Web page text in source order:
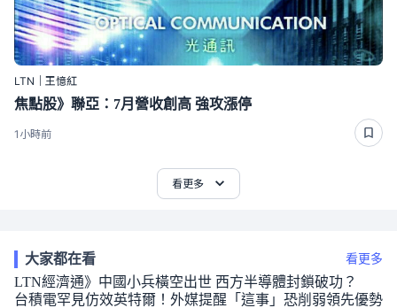
LTN｜王憶紅
焦點股》聯亞：7月營收創高 強攻漲停
1小時前
看更多
大家都在看 看更多
LTN經濟通》中國小兵橫空出世 西方半導體封鎖破功？
台積電罕見仿效英特爾！外媒提醒「這事」恐削弱領先優勢